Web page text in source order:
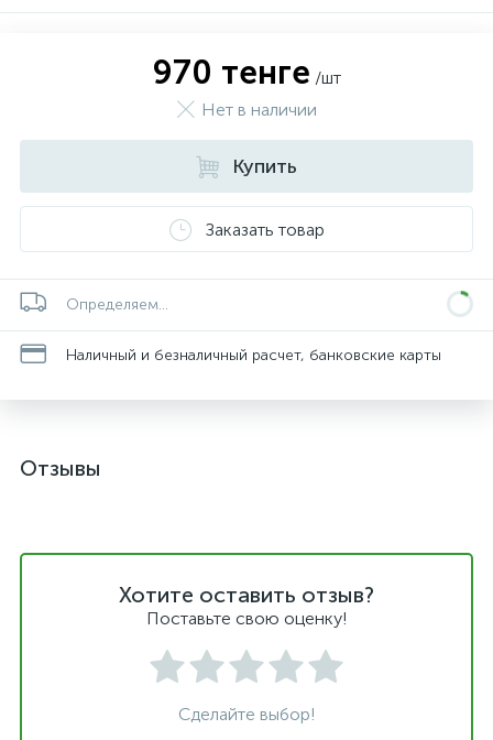
970 тенге /шт
Нет в наличии
Купить
Заказать товар
Определяем...
Наличный и безналичный расчет, банковские карты
Отзывы
Хотите оставить отзыв?
Поставьте свою оценку!
Сделайте выбор!